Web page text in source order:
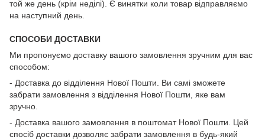
той же день (крім неділі). Є винятки коли товар відправляємо
на наступний день.
СПОСОБИ ДОСТАВКИ
Ми пропонуємо доставку вашого замовлення зручним для вас
способом:
- Доставка до відділення Нової Пошти. Ви самі зможете
забрати замовлення з відділення Нової Пошти, яке вам
зручно.
- Доставка вашого замовлення в поштомат Нової Пошти. Цей
спосіб доставки дозволяє забрати замовлення в будь-який